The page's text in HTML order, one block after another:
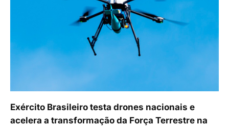
Exército Brasileiro testa drones nacionais e
acelera a transformação da Força Terrestre na